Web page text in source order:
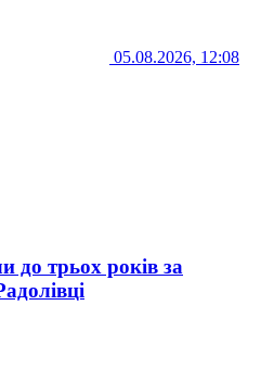
05.08.2026, 12:08
до трьох років за